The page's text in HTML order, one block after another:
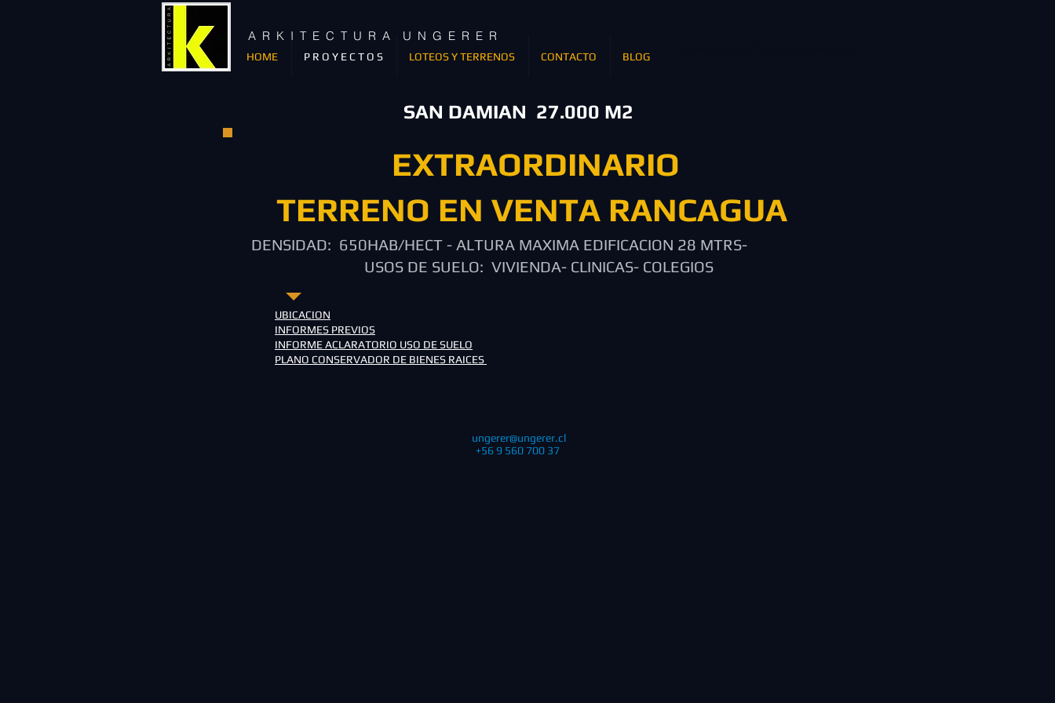
A R K I T E C T U R A U N G E R E R
HOME P R O Y E C T O S LOTEOS Y TERRENOS CONTACTO BLOG
SAN DAMIAN 27.000 M2
EXTRAORDINARIO
TERRENO EN VENTA RANCAGUA
DENSIDAD: 650HAB/HECT - ALTURA MAXIMA EDIFICACION 28 MTRS-
USOS DE SUELO: VIVIENDA- CLINICAS- COLEGIOS
UBICACION
INFORMES PREVIOS
INFORME ACLARATORIO USO DE SUELO
PLANO CONSERVADOR DE BIENES RAICES
ungerer@ungerer.cl
+56 9 560 700 37